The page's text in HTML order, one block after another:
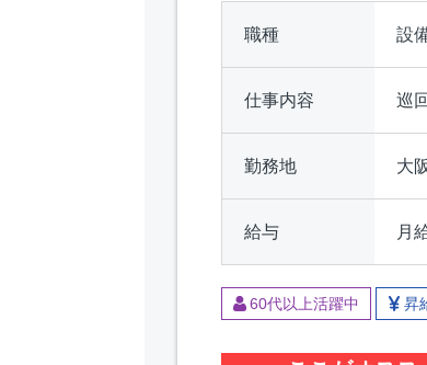
職種 設
仕事内容 巡
勤務地 大
給与 月
60代以上活躍中 昇